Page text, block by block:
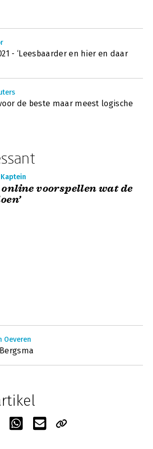
- ‘Leesbaarder en hier en daar
de beste maar meest logische
online voorspellen wat de
Oeveren